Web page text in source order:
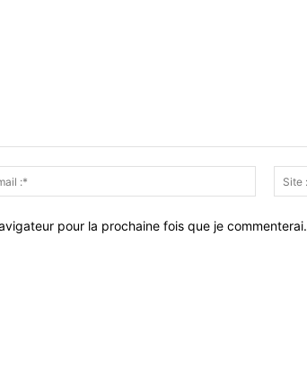
Email
:*
pour la prochaine fois que je commenterai.